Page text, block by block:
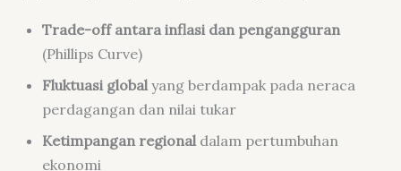
Trade-off antara inflasi dan pengangguran
(Phillips Curve)
Fluktuasi globalyang berdampak pada neraca
perdagangan dan nilai tukar
Ketimpangan regionaldalam pertumbuhan
ekonomi